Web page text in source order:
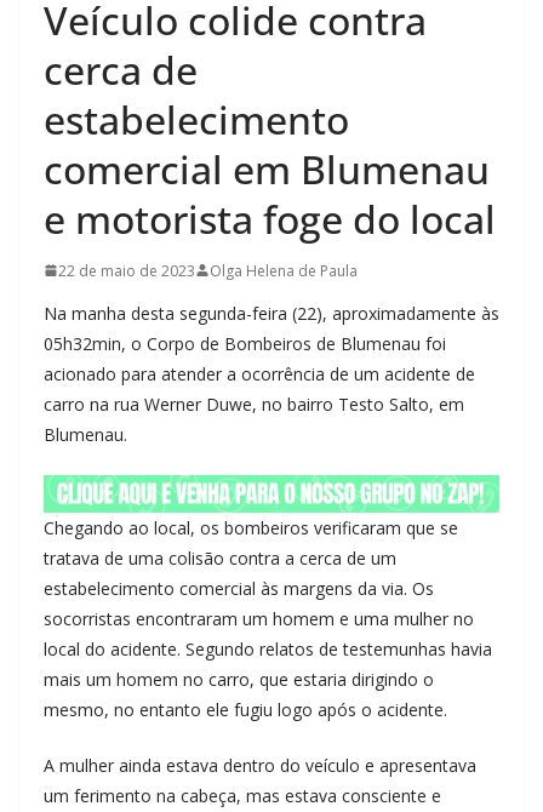
Veículo colide contra
cerca de
estabelecimento
comercial em Blumenau
e motorista foge do local
22 de maio de 2023 Olga Helena de Paula
Na manha desta segunda-feira (22), aproximadamente às
05h32min, o Corpo de Bombeiros de Blumenau foi
acionado para atender a ocorrência de um acidente de
carro na rua Werner Duwe, no bairro Testo Salto, em
Blumenau.
Chegando ao local, os bombeiros verificaram que se
tratava de uma colisão contra a cerca de um
estabelecimento comercial às margens da via. Os
socorristas encontraram um homem e uma mulher no
local do acidente. Segundo relatos de testemunhas havia
mais um homem no carro, que estaria dirigindo o
mesmo, no entanto ele fugiu logo após o acidente.
A mulher ainda estava dentro do veículo e apresentava
um ferimento na cabeça, mas estava consciente e